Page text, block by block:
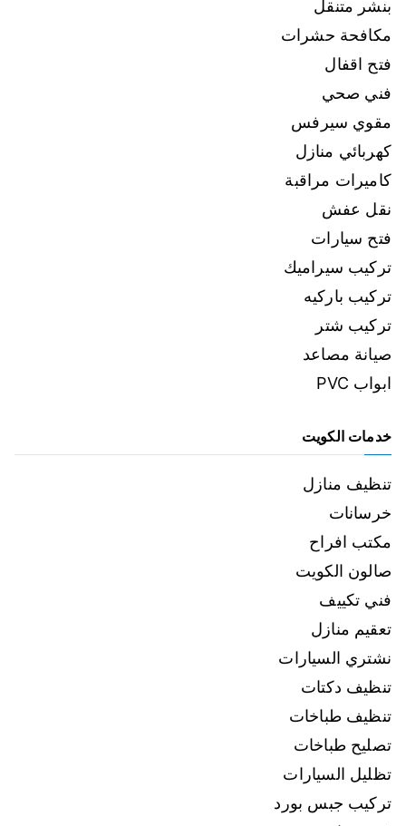
بنشر متنقل
مكافحة حشرات
فتح اقفال
فني صحي
مقوي سيرفس
كهربائي منازل
كاميرات مراقبة
نقل عفش
فتح سيارات
تركيب سيراميك
تركيب باركيه
تركيب شتر
صيانة مصاعد
ابواب PVC
خدمات الكويت
تنظيف منازل
خرسانات
مكتب افراح
صالون الكويت
فني تكييف
تعقيم منازل
نشتري السيارات
تنظيف دكتات
تنظيف طباخات
تصليح طباخات
تظليل السيارات
تركيب جبس بورد